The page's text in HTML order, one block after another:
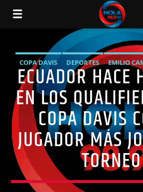
RADIO HOLA
0:00
COPA DAVIS DEPORTES EMILIO
TENIS
ECUADOR HACE
EN LOS
COPA DAVIS
JUGADOR MÁS
TORNEO